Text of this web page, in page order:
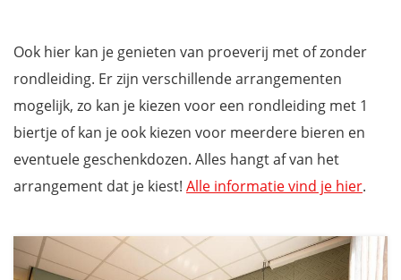
Ook hier kan je genieten van proeverij met of zonder
rondleiding. Er zijn verschillende arrangementen
mogelijk, zo kan je kiezen voor een rondleiding met 1
biertje of kan je ook kiezen voor meerdere bieren en
eventuele geschenkdozen. Alles hangt af van het
arrangement dat je kiest! Alle informatie vind je hier.